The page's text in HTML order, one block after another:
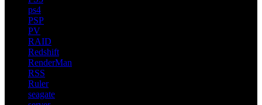
ps4
PSP
PV
RAID
Redshift
RenderMan
RSS
Ruler
seagate